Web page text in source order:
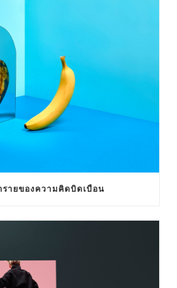
รายของความคิดบิดเบือน